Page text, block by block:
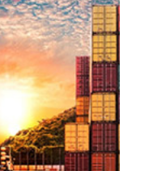
немецкая
отрасль
в
сети.
системам
полностью
отрасль